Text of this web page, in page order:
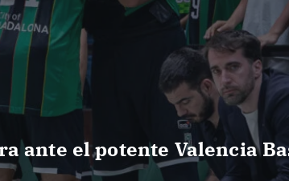
ante el potente Valencia